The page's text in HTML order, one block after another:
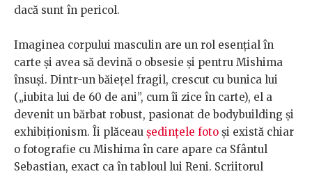
dacă sunt în pericol.
Imaginea corpului masculin are un rol esențial în
carte și avea să devină o obsesie și pentru Mishima
însuși. Dintr-un băiețel fragil, crescut cu bunica lui
(„iubita lui de 60 de ani”, cum îi zice în carte), el a
devenit un bărbat robust, pasionat de bodybuilding și
exhibiționism. Îi plăceau ședințele foto și există chiar
o fotografie cu Mishima în care apare ca Sfântul
Sebastian, exact ca în tabloul lui Reni. Scriitorul